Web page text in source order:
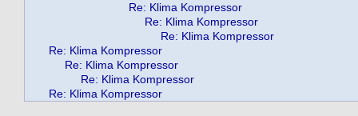
Re: Klima Kompressor
Re: Klima Kompressor
Re: Klima Kompressor
Re: Klima Kompressor
Re: Klima Kompressor
Re: Klima Kompressor
Re: Klima Kompressor